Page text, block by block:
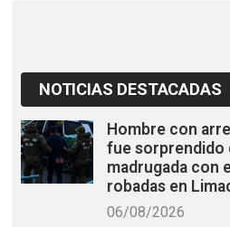
NOTICIAS DESTACADAS
Hombre con
fue sorprendido
madrugada con
robadas en
06/08/2026